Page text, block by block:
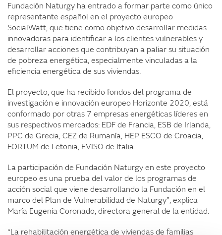
Fundación Naturgy ha entrado a formar parte como único
representante español en el proyecto europeo
SocialWatt, que tiene como objetivo desarrollar medidas
innovadoras para identificar a los clientes vulnerables y
desarrollar acciones que contribuyan a paliar su situación
de pobreza energética, especialmente vinculadas a la
eficiencia energética de sus viviendas.
El proyecto, que ha recibido fondos del programa de
investigación e innovación europeo Horizonte 2020, está
conformado por otras 7 empresas energéticas líderes en
sus respectivos mercados: EDF de Francia, ESB de Irlanda,
PPC de Grecia, CEZ de Rumanía, HEP ESCO de Croacia,
FORTUM de Letonia, EVISO de Italia.
La participación de Fundación Naturgy en este proyecto
europeo es una prueba del valor de los programas de
acción social que viene desarrollando la Fundación en el
marco del Plan de Vulnerabilidad de Naturgy”, explica
María Eugenia Coronado, directora general de la entidad.
“La rehabilitación energética de viviendas de familias